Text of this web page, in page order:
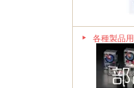
各種製品